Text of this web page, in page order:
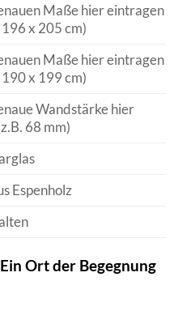
Maße hier eintragen
x 205 cm)
Maße hier eintragen
x 199 cm)
Wandstärke hier
68 mm)
Espenholz
Ort der Begegnung